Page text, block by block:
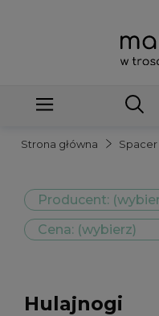
Strona główna
Producent:
Cena: (wybierz)
Hulajnogi